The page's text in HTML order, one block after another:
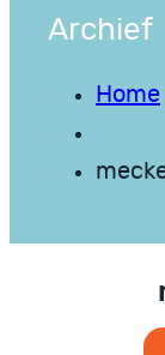
Archief
Home